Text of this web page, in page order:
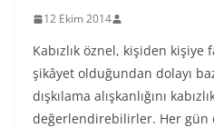
12 Ekim 2014
Kabızlık öznel, kişiden kişiye
şikâyet olduğundan dolayı
dışkılama alışkanlığını
değerlendirebilirler. Her gün